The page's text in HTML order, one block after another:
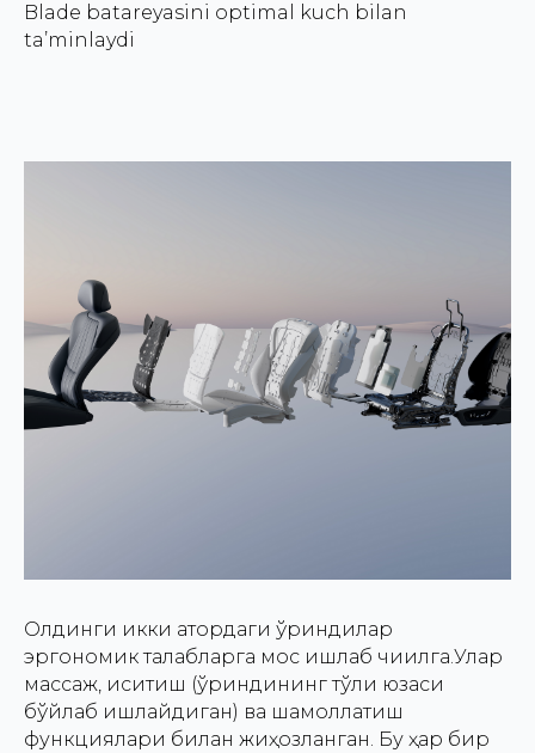
Blade batareyasini optimal kuch bilan
ta’minlaydi
Олдинги икки қатордаги ўриндиқлар
эргономик талабларга мос ишлаб чиқилга.Улар
массаж, иситиш (ўриндиқнинг тўлиқ юзаси
бўйлаб ишлайдиган) ва шамоллатиш
функциялари билан жиҳозланган. Бу ҳар бир